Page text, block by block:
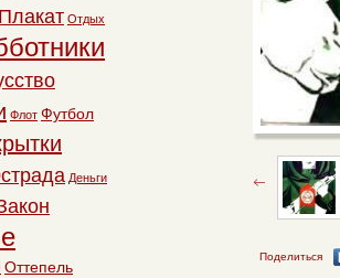
Поделиться
Плакат Отдых
Флот Футбол
Деньги
Оттепель